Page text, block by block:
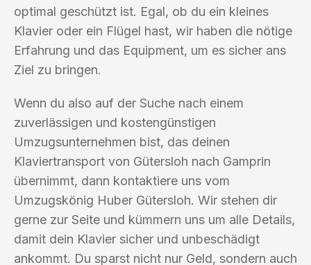
optimal geschützt ist. Egal, ob du ein kleines
Klavier oder ein Flügel hast, wir haben die nötige
Erfahrung und das Equipment, um es sicher ans
Ziel zu bringen.
Wenn du also auf der Suche nach einem
zuverlässigen und kostengünstigen
Umzugsunternehmen bist, das deinen
Klaviertransport von Gütersloh nach Gamprin
übernimmt, dann kontaktiere uns vom
Umzugskönig Huber Gütersloh. Wir stehen dir
gerne zur Seite und kümmern uns um alle Details,
damit dein Klavier sicher und unbeschädigt
ankommt. Du sparst nicht nur Geld, sondern auch